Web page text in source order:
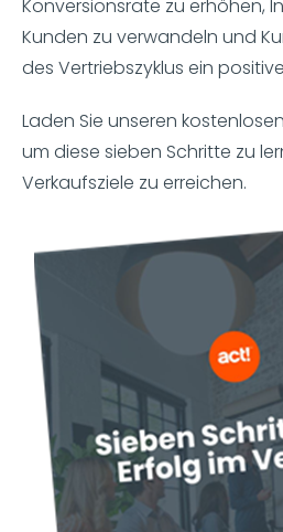
Konversionsrate zu erhöhen,
Kunden zu verwandeln und
des Vertriebszyklus ein
Laden Sie unseren
um diese sieben Schritte zu
Verkaufsziele zu erreichen.